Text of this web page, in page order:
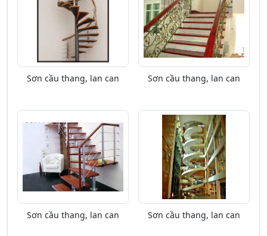
Sơn cầu thang, lan can Sơn cầu thang, lan can
Sơn cầu thang, lan can Sơn cầu thang, lan can